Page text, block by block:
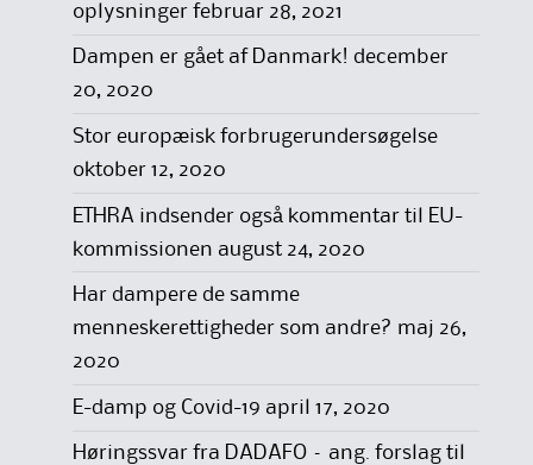
oplysninger februar 28, 2021
Dampen er gået af Danmark! december
20, 2020
Stor europæisk forbrugerundersøgelse
oktober 12, 2020
ETHRA indsender også kommentar til EU-
kommissionen august 24, 2020
Har dampere de samme
menneskerettigheder som andre? maj 26,
2020
E-damp og Covid-19 april 17, 2020
Høringssvar fra DADAFO – ang. forslag til